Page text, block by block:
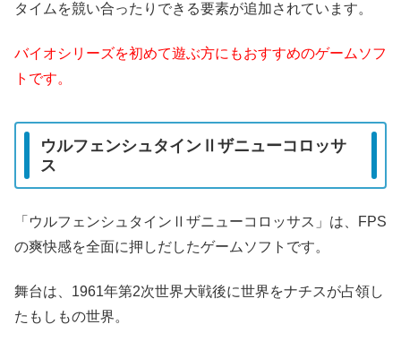
タイムを競い合ったりできる要素が追加されています。
バイオシリーズを初めて遊ぶ方にもおすすめのゲームソフ
トです。
ウルフェンシュタインⅡザニューコロッサ
ス
「ウルフェンシュタインⅡザニューコロッサス」は、FPS
の爽快感を全面に押しだしたゲームソフトです。
舞台は、1961年第2次世界大戦後に世界をナチスが占領し
たもしもの世界。